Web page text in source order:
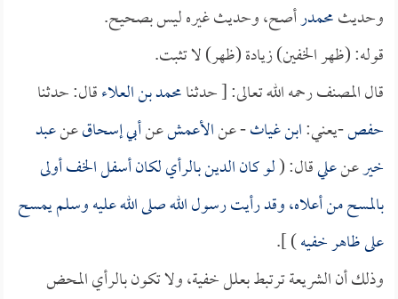
وحديثمحمدرأصح، وحديث غيره ليس بصحيح.
قوله: (ظهر الخفين) زيادة (ظهر) لا تثبت.
قال المصنف رحمه الله تعالى: [ حدثنامحمد بن العلاءقال: حدثنا
حفص-يعني:ابن غياث- عنالأعمشعنأبي إسحاقعنعبد
خيرعنعليقال: (لو كان الدين بالرأي لكان أسفل الخف أولى
بالمسح من أعلاه، وقد رأيت رسول الله صلى الله عليه وسلم يمسح
على ظاهر خفيه) ].
وذلك أن الشريعة ترتبط بعلل خفية، ولا تكون بالرأي المحض